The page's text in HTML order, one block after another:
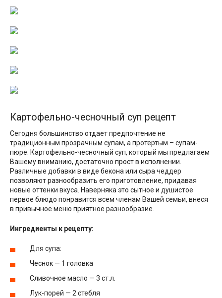
Картофельно-чесночный суп рецепт
Сегодня большинство отдает предпочтение не
традиционным прозрачным супам, а протертым – супам-
пюре. Картофельно-чесночный суп, который мы предлагаем
Вашему вниманию, достаточно прост в исполнении.
Различные добавки в виде бекона или сыра чеддер
позволяют разнообразить его приготовление, придавая
новые оттенки вкуса. Наверняка это сытное и душистое
первое блюдо понравится всем членам Вашей семьи, внеся
в привычное меню приятное разнообразие.
Ингредиенты к рецепту:
Для супа:
Чеснок — 1 головка
Сливочное масло — 3 ст.л.
Лук-порей — 2 стебля